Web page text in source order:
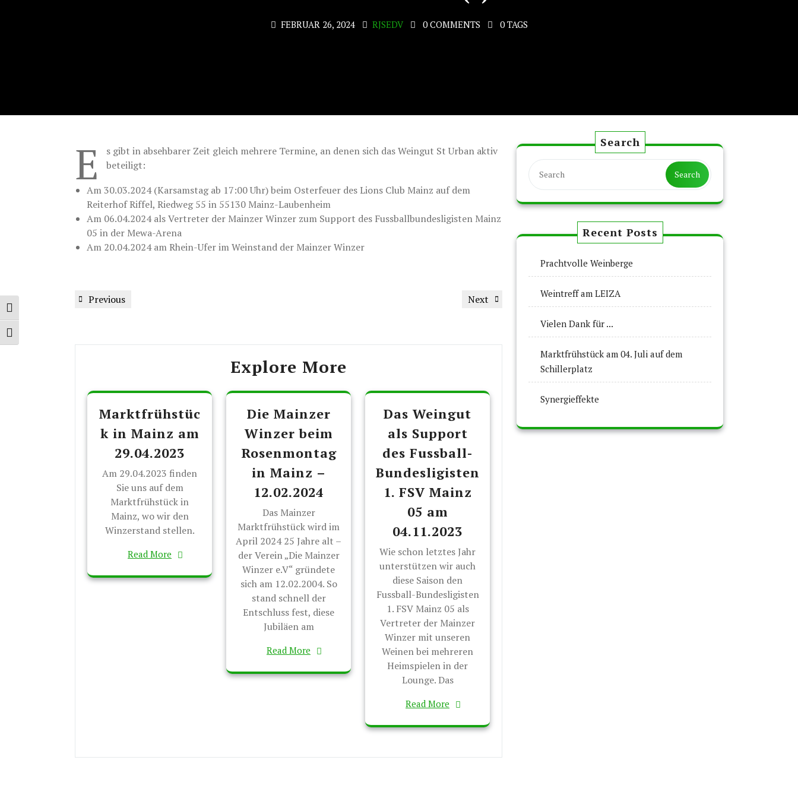
Toggle High Contrast
Toggle Font size
FEBRUAR 26, 2024 RJSEDV 0 COMMENTS 0 TAGS
E
s gibt in absehbarer Zeit gleich mehrere Termine, an denen sich das Weingut St Urban aktiv
beteiligt:
Am 30.03.2024 (Karsamstag ab 17:00 Uhr) beim Osterfeuer des Lions Club Mainz auf dem
Reiterhof Riffel, Riedweg 55 in 55130 Mainz-Laubenheim
Am 06.04.2024 als Vertreter der Mainzer Winzer zum Support des Fussballbundesligisten Mainz
05 in der Mewa-Arena
Am 20.04.2024 am Rhein-Ufer im Weinstand der Mainzer Winzer
Beitragsnavigation
Previous
Previous
Next
Next
Explore More
Marktfrühstüc
k in Mainz am
29.04.2023
Am 29.04.2023 finden
Sie uns auf dem
Marktfrühstück in
Mainz, wo wir den
Winzerstand stellen.
Read More
Die Mainzer
Winzer beim
Rosenmontag
in Mainz –
12.02.2024
Das Mainzer
Marktfrühstück wird im
April 2024 25 Jahre alt –
der Verein „Die Mainzer
Winzer e.V“ gründete
sich am 12.02.2004. So
stand schnell der
Entschluss fest, diese
Jubiläen am
Read More
Das Weingut
als Support
des Fussball-
Bundesligisten
1. FSV Mainz
05 am
04.11.2023
Wie schon letztes Jahr
unterstützen wir auch
diese Saison den
Fussball-Bundesligisten
1. FSV Mainz 05 als
Vertreter der Mainzer
Winzer mit unseren
Weinen bei mehreren
Heimspielen in der
Lounge. Das
Read More
Search
Search
Search
Recent Posts
Prachtvolle Weinberge
Weintreff am LEIZA
Vielen Dank für ...
Marktfrühstück am 04. Juli auf dem
Schillerplatz
Synergieffekte